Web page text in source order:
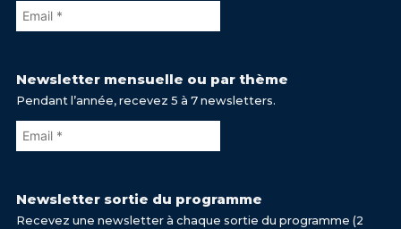
Newsletter mensuelle ou par thème
Pendant l’année, recevez 5 à 7 newsletters.
Newsletter sortie du programme
Recevez une newsletter à chaque sortie du programme (2